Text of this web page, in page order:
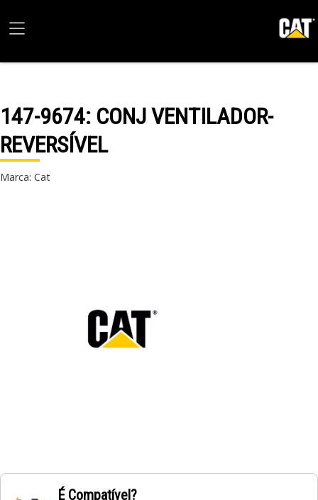
147-9674: CONJ VENTILADOR-
REVERSÍVEL
Marca: Cat
É Compatível?